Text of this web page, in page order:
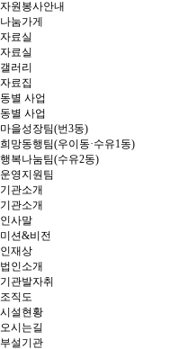
자원봉사안내
나눔가게
자료실
자료실
갤러리
자료집
동별 사업
동별 사업
마을성장팀(번3동)
희망동행팀(우이동·수유1동)
행복나눔팀(수유2동)
운영지원팀
기관소개
기관소개
인사말
미션&비전
인재상
법인소개
기관발자취
조직도
시설현황
오시는길
부설기관